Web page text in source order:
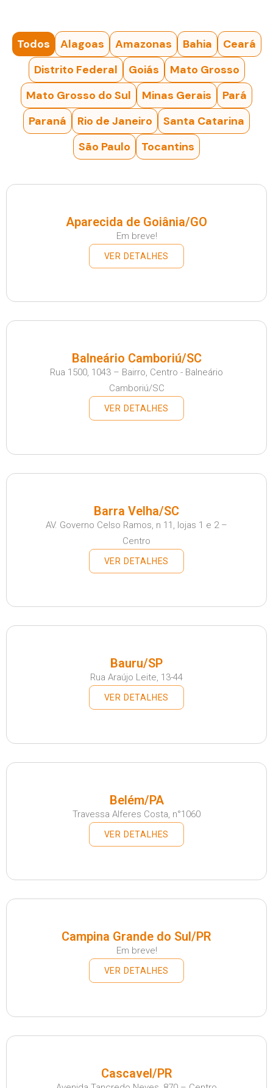
Alagoas Amazonas Bahia
Ceará
Distrito Federal
Goiás
Mato Grosso
Mato Grosso do Sul
Minas Gerais
Pará
Paraná
Rio de Janeiro
Santa Catarina
São Paulo
Tocantins
Todos
Aparecida de Goiânia/GO
Em breve!
VER DETALHES
Balneário Camboriú/SC
Rua 1500, 1043 – Bairro, Centro - Balneário
Camboriú/SC
VER DETALHES
Barra Velha/SC
AV. Governo Celso Ramos, n 11, lojas 1 e 2 –
Centro
VER DETALHES
Bauru/SP
Rua Araújo Leite, 13-44
VER DETALHES
Belém/PA
Travessa Alferes Costa, n°1060
VER DETALHES
Campina Grande do Sul/PR
Em breve!
VER DETALHES
Cascavel/PR